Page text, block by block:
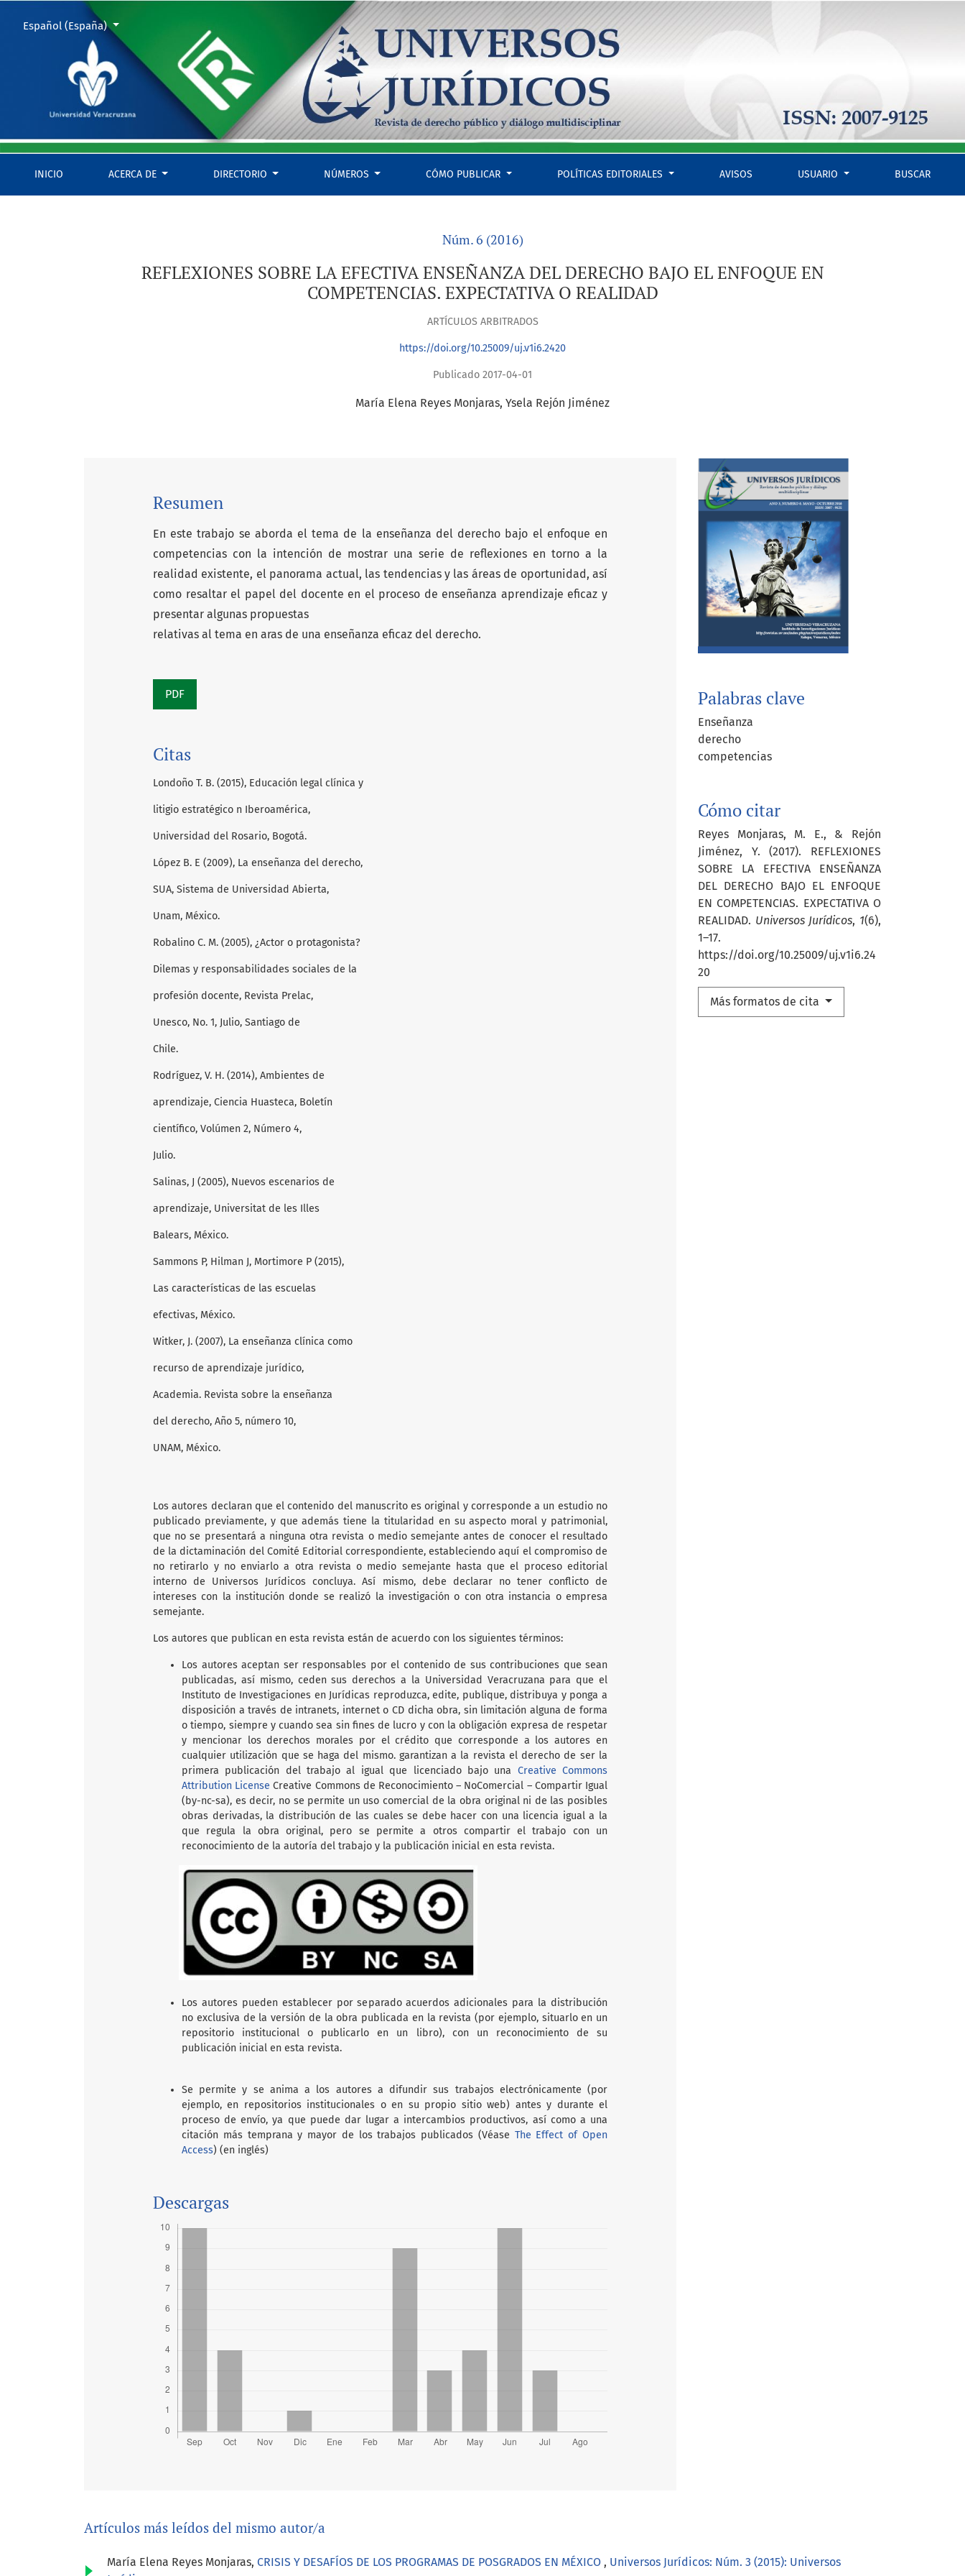
REFLEXIONES SOBRE LA EFECTIVA ENSEÑANZA DEL DERECHO BAJO EL ENFOQUE EN COMPETENCIAS. EXPECTATIVA O REALIDAD
INICIO ACERCA DE DIRECTORIO NÚMEROS CÓMO PUBLICAR POLÍTICAS EDITORIALES AVISOS USUARIO BUSCAR
Cambiar el idioma. El actual es:
Español (España)
Núm. 6 (2016)
REFLEXIONES SOBRE LA EFECTIVA ENSEÑANZA DEL DERECHO BAJO EL ENFOQUE EN
COMPETENCIAS. EXPECTATIVA O REALIDAD
ARTÍCULOS ARBITRADOS
https://doi.org/10.25009/uj.v1i6.2420
Publicado 2017-04-01
María Elena Reyes Monjaras Ysela Rejón Jiménez
Palabras clave
Enseñanza
derecho
competencias
Cómo citar
Reyes Monjaras, M. E., & Rejón
Jiménez, Y. (2017). REFLEXIONES
SOBRE LA EFECTIVA ENSEÑANZA
DEL DERECHO BAJO EL ENFOQUE
EN COMPETENCIAS. EXPECTATIVA O
REALIDAD. Universos Jurídicos, 1(6),
1–17.
https://doi.org/10.25009/uj.v1i6.24
20
Más formatos de cita
Resumen
En este trabajo se aborda el tema de la enseñanza del derecho bajo el enfoque en
competencias con la intención de mostrar una serie de reflexiones en torno a la
realidad existente, el panorama actual, las tendencias y las áreas de oportunidad, así
como resaltar el papel del docente en el proceso de enseñanza aprendizaje eficaz y
presentar algunas propuestas
relativas al tema en aras de una enseñanza eficaz del derecho.
PDF
Citas
Londoño T. B. (2015), Educación legal clínica y
litigio estratégico n Iberoamérica,
Universidad del Rosario, Bogotá.
López B. E (2009), La enseñanza del derecho,
SUA, Sistema de Universidad Abierta,
Unam, México.
Robalino C. M. (2005), ¿Actor o protagonista?
Dilemas y responsabilidades sociales de la
profesión docente, Revista Prelac,
Unesco, No. 1, Julio, Santiago de
Chile.
Rodríguez, V. H. (2014), Ambientes de
aprendizaje, Ciencia Huasteca, Boletín
científico, Volúmen 2, Número 4,
Julio.
Salinas, J (2005), Nuevos escenarios de
aprendizaje, Universitat de les Illes
Balears, México.
Sammons P, Hilman J, Mortimore P (2015),
Las características de las escuelas
efectivas, México.
Witker, J. (2007), La enseñanza clínica como
recurso de aprendizaje jurídico,
Academia. Revista sobre la enseñanza
del derecho, Año 5, número 10,
UNAM, México.
Los autores declaran que el contenido del manuscrito es original y corresponde a un estudio no
publicado previamente, y que además tiene la titularidad en su aspecto moral y patrimonial,
que no se presentará a ninguna otra revista o medio semejante antes de conocer el resultado
de la dictaminación del Comité Editorial correspondiente, estableciendo aquí el compromiso de
no retirarlo y no enviarlo a otra revista o medio semejante hasta que el proceso editorial
interno de Universos Jurídicos concluya. Así mismo, debe declarar no tener conflicto de
intereses con la institución donde se realizó la investigación o con otra instancia o empresa
semejante.
Los autores que publican en esta revista están de acuerdo con los siguientes términos:
Los autores aceptan ser responsables por el contenido de sus contribuciones que sean
publicadas, así mismo, ceden sus derechos a la Universidad Veracruzana para que el
Instituto de Investigaciones en Jurídicas reproduzca, edite, publique, distribuya y ponga a
disposición a través de intranets, internet o CD dicha obra, sin limitación alguna de forma
o tiempo, siempre y cuando sea sin fines de lucro y con la obligación expresa de respetar
y mencionar los derechos morales por el crédito que corresponde a los autores en
cualquier utilización que se haga del mismo. garantizan a la revista el derecho de ser la
primera publicación del trabajo al igual que licenciado bajo una Creative Commons
Attribution License Creative Commons de Reconocimiento – NoComercial – Compartir Igual
(by-nc-sa), es decir, no se permite un uso comercial de la obra original ni de las posibles
obras derivadas, la distribución de las cuales se debe hacer con una licencia igual a la
que regula la obra original, pero se permite a otros compartir el trabajo con un
reconocimiento de la autoría del trabajo y la publicación inicial en esta revista.
Los autores pueden establecer por separado acuerdos adicionales para la distribución
no exclusiva de la versión de la obra publicada en la revista (por ejemplo, situarlo en un
repositorio institucional o publicarlo en un libro), con un reconocimiento de su
publicación inicial en esta revista.
Se permite y se anima a los autores a difundir sus trabajos electrónicamente (por
ejemplo, en repositorios institucionales o en su propio sitio web) antes y durante el
proceso de envío, ya que puede dar lugar a intercambios productivos, así como a una
citación más temprana y mayor de los trabajos publicados (Véase The Effect of Open
Access) (en inglés)
Descargas
Artículos más leídos del mismo autor/a
María Elena Reyes Monjaras, CRISIS Y DESAFÍOS DE LOS PROGRAMAS DE POSGRADOS EN MÉXICO , Universos Jurídicos: Núm. 3 (2015): Universos